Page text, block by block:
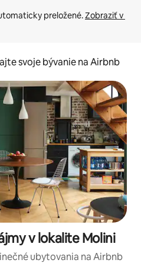
preložené. Zobraziť v
svoje bývanie na Airbnb
v lokalite Molini
ubytovania na Airbnb